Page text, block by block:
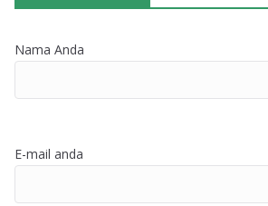
Nama Anda
E-mail anda